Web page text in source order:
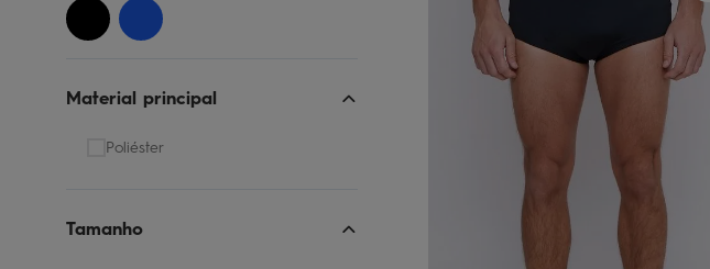
Material principal
Poliéster
Tamanho